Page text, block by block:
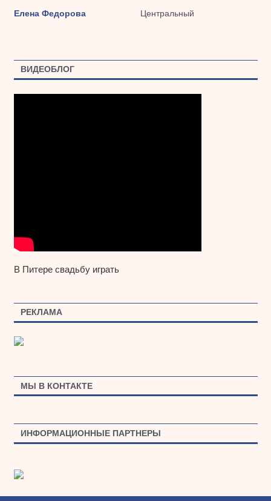
Елена Федорова Центральный
ВИДЕОБЛОГ
В Питере свадьбу играть
РЕКЛАМА
МЫ В КОНТАКТЕ
ИНФОРМАЦИОННЫЕ ПАРТНЕРЫ